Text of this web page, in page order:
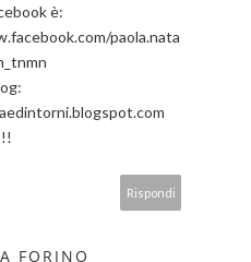
è:
paola.nata
Rispondi
FORINO